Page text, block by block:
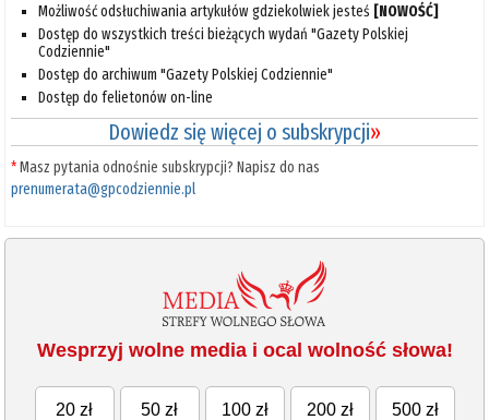
Możliwość odsłuchiwania artykułów gdziekolwiek jesteś [NOWOŚĆ]
Dostęp do wszystkich treści bieżących wydań "Gazety Polskiej
Codziennie"
Dostęp do archiwum "Gazety Polskiej Codziennie"
Dostęp do felietonów on-line
Dowiedz się więcej o subskrypcji»
*Masz pytania odnośnie subskrypcji? Napisz do nas
prenumerata@gpcodziennie.pl
Wesprzyj wolne media i ocal wolność słowa!
20 zł 50 zł 100 zł 200 zł 500 zł